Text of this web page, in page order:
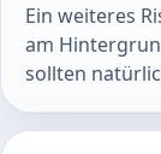
Ein weiteres
am
sollten